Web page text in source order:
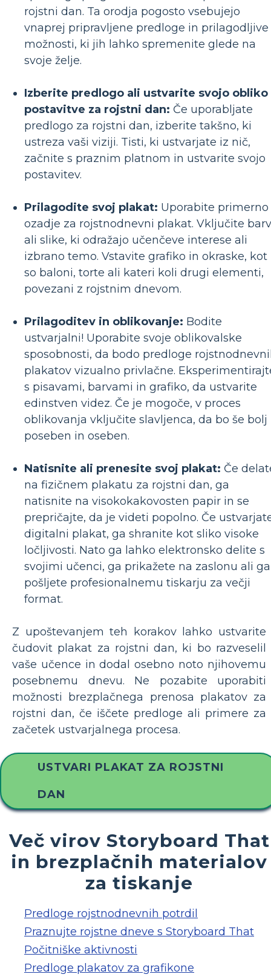
rojstni dan. Ta orodja pogosto vsebujejo
vnaprej pripravljene predloge in prilagodljive
možnosti, ki jih lahko spremenite glede na
svoje želje.
Izberite predlogo ali ustvarite svojo obliko
postavitve za rojstni dan: Če uporabljate
predlogo za rojstni dan, izberite takšno, ki
ustreza vaši viziji. Tisti, ki ustvarjate iz nič,
začnite s praznim platnom in ustvarite svojo
postavitev.
Prilagodite svoj plakat: Uporabite primerno
ozadje za rojstnodnevni plakat. Vključite
ali slike, ki odražajo učenčeve interese ali
izbrano temo. Vstavite grafiko in okraske, kot
so baloni, torte ali kateri koli drugi elementi,
povezani z rojstnim dnevom.
Prilagoditev in oblikovanje: Bodite
ustvarjalni! Uporabite svoje oblikovalske
sposobnosti, da bodo predloge
plakatov vizualno privlačne.
s pisavami, barvami in grafiko, da ustvarite
edinstven videz. Če je mogoče, v proces
oblikovanja vključite slavljenca, da bo še bolj
poseben in oseben.
Natisnite ali prenesite svoj plakat: Če
na fizičnem plakatu za rojstni dan, ga
natisnite na visokokakovosten papir in se
prepričajte, da je videti popolno. Če
digitalni plakat, ga shranite kot sliko visoke
ločljivosti. Nato ga lahko elektronsko delite s
svojimi učenci, ga prikažete na zaslonu ali ga
pošljete profesionalnemu tiskarju za večji
format.
Z upoštevanjem teh korakov lahko ustvarite
čudovit plakat za rojstni dan, ki bo razveselil
vaše učence in dodal osebno noto njihovemu
posebnemu dnevu. Ne pozabite uporabiti
možnosti brezplačnega prenosa plakatov za
rojstni dan, če iščete predloge ali primere za
začetek ustvarjalnega procesa.
USTVARI PLAKAT ZA ROJSTNI
DAN
Več virov Storyboard That
in brezplačnih materialov
za tiskanje
Predloge rojstnodnevnih potrdil
Praznujte rojstne dneve s Storyboard That
Počitniške aktivnosti
Predloge plakatov za grafikone